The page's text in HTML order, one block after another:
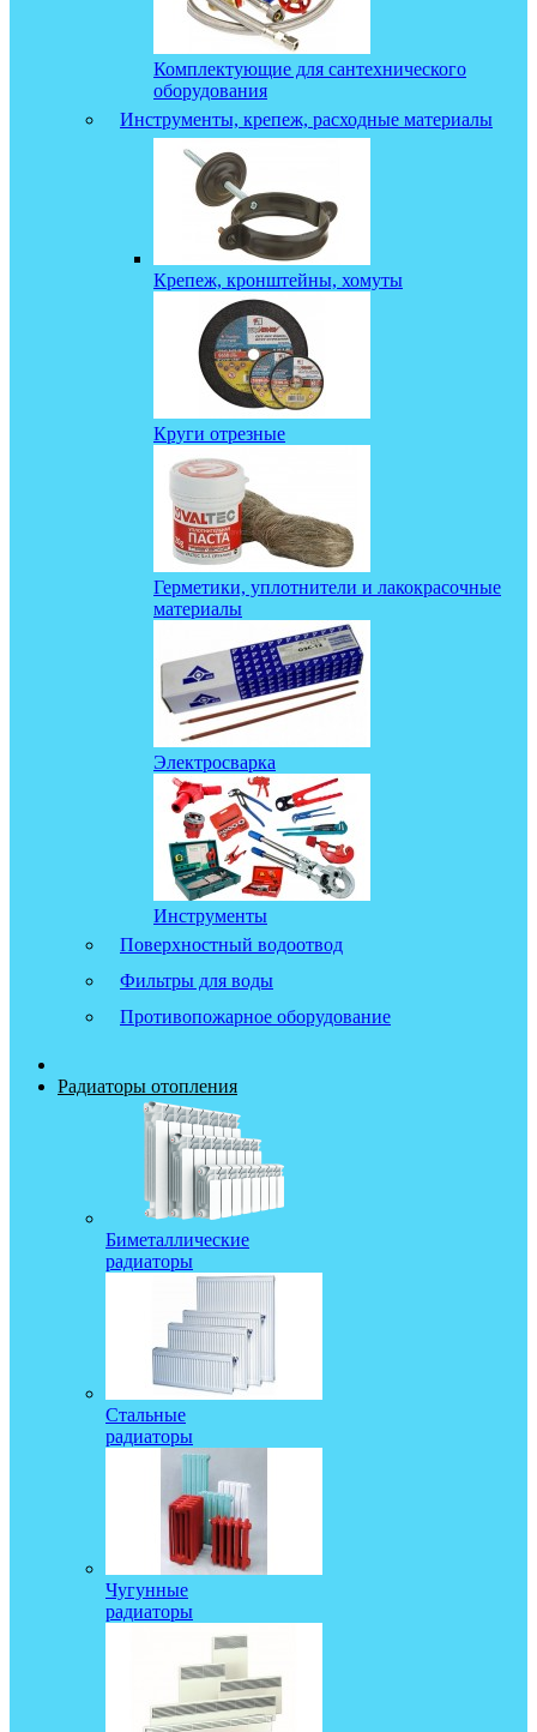
Комплектующие для сантехнического
оборудования
Инструменты, крепеж, расходные материалы
Крепеж, кронштейны, хомуты
Круги отрезные
Герметики, уплотнители и лакокрасочные
материалы
Электросварка
Инструменты
Поверхностный водоотвод
Фильтры для воды
Противопожарное оборудование
Радиаторы отопления
Биметаллические
радиаторы
Стальные
радиаторы
Чугунные
радиаторы